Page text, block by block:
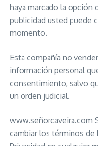
haya marcado la opción
publicidad usted puede
momento.
Esta compañía no
información personal
consentimiento, salvo
un orden judicial.
www.señorcaveira.com
cambiar los términos de